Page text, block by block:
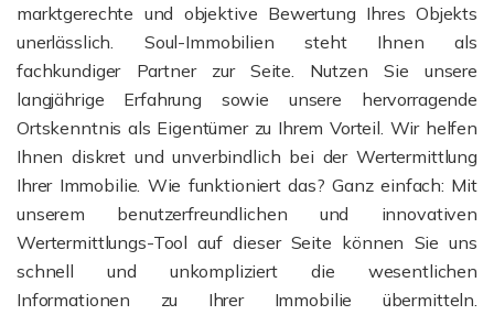
marktgerechte und objektive Bewertung Ihres Objekts
unerlässlich. Soul-Immobilien steht Ihnen als
fachkundiger Partner zur Seite. Nutzen Sie unsere
langjährige Erfahrung sowie unsere hervorragende
Ortskenntnis als Eigentümer zu Ihrem Vorteil. Wir helfen
Ihnen diskret und unverbindlich bei der Wertermittlung
Ihrer Immobilie. Wie funktioniert das? Ganz einfach: Mit
unserem benutzerfreundlichen und innovativen
Wertermittlungs-Tool auf dieser Seite können Sie uns
schnell und unkompliziert die wesentlichen
Informationen zu Ihrer Immobilie übermitteln.